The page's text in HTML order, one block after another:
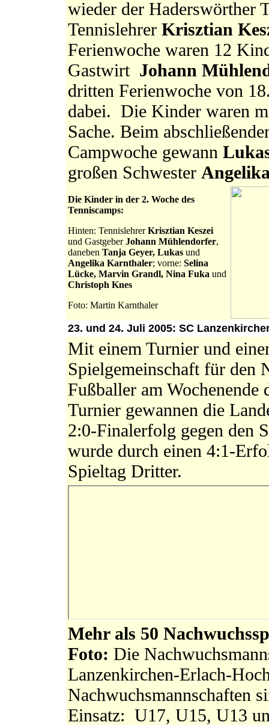
wieder der Haderswörther
Tennislehrer Krisztian
Ferienwoche waren 12
Gastwirt Johann
dritten Ferienwoche von
dabei. Die Kinder waren
Sache. Beim
Campwoche gewann
großen Schwester
Die Kinder in der 2. Woche des
Tenniscamps:
Hinten: TennislehrerKrisztian Keszei
und GastgeberJohann Mühlendorfer,
daneben Tanja Geyer, Lukas und
Angelika Karnthaler; vorne: Selina
Lücke, Marvin Grandl, Nina Fuka und
Christoph Knes
Foto: Martin Karnthaler
23. und 24. Juli 2005: SC
Mit einem Turnier und
Spielgemeinschaft für den
Fußballer am
Turnier gewannen die
2:0-Finalerfolg gegen den
wurde durch einen 4:1-
Spieltag Dritter.
Mehr als 50
Foto: Die
Lanzenkirchen-Erlach-
Nachwuchsmannschaften
Einsatz: U17, U15, U13